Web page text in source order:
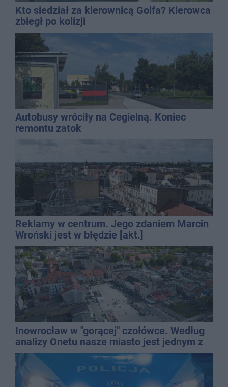
Kto siedział za kierownicą Golfa? Kierowca
zbiegł po kolizji
Autobusy wróciły na Cegielną. Koniec
remontu zatok
Reklamy w centrum. Jego zdaniem Marcin
Wroński jest w błędzie [akt.]
Inowrocław w "gorącej" czołówce. Według
analizy Onetu nasze miasto jest jednym z
najbardziej narażonych na upały